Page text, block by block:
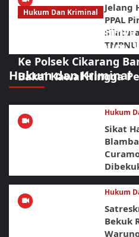
Jelang
PPAL
Hukum dan Kriminal
Hukum Dan Kriminal
Mondy Tatto
Keluarga Almarhum
Ke Polsek Cikarang
Bakal Kawal Hingga
Hukum
Sikat
Hukum
Bekuk